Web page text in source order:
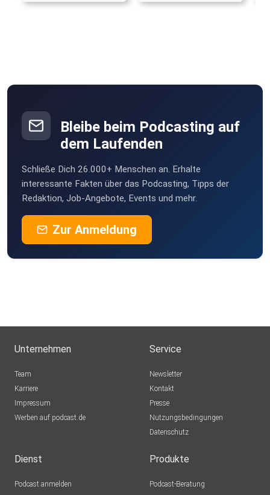
Bleibe beim Podcasting auf
dem Laufenden
Schließe Dich 26.000+ Menschen an. Erhalte
interessante Fakten über das Podcasting, Tipps der
Redaktion, Job-Angebote, Events und mehr.
Zur Anmeldung
Unternehmen
Team
Karriere
Impressum
Werben auf podcast.de
Service
Newsletter
Kontakt
Presse
Nutzungsbedingungen
Datenschutz
Dienst
Podcast anmelden
Produkte
Podcast-Beratung